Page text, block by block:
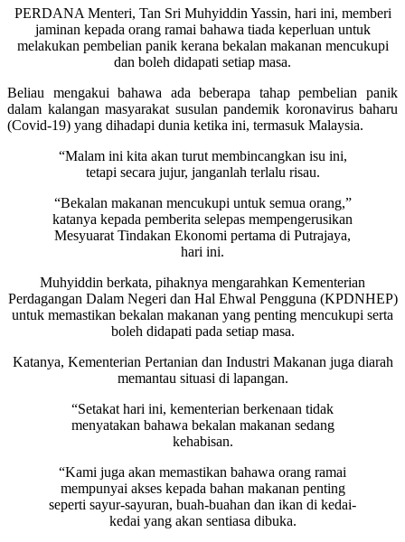
PERDANA Menteri, Tan Sri Muhyiddin Yassin, hari ini, memberi
jaminan kepada orang ramai bahawa tiada keperluan untuk
melakukan pembelian panik kerana bekalan makanan mencukupi
dan boleh didapati setiap masa.
Beliau mengakui bahawa ada beberapa tahap pembelian panik
dalam kalangan masyarakat susulan pandemik koronavirus baharu
(Covid-19) yang dihadapi dunia ketika ini, termasuk Malaysia.
“Malam ini kita akan turut membincangkan isu ini,
tetapi secara jujur, janganlah terlalu risau.
“Bekalan makanan mencukupi untuk semua orang,”
katanya kepada pemberita selepas mempengerusikan
Mesyuarat Tindakan Ekonomi pertama di Putrajaya,
hari ini.
Muhyiddin berkata, pihaknya mengarahkan Kementerian
Perdagangan Dalam Negeri dan Hal Ehwal Pengguna (KPDNHEP)
untuk memastikan bekalan makanan yang penting mencukupi serta
boleh didapati pada setiap masa.
Katanya, Kementerian Pertanian dan Industri Makanan juga diarah
memantau situasi di lapangan.
“Setakat hari ini, kementerian berkenaan tidak
menyatakan bahawa bekalan makanan sedang
kehabisan.
“Kami juga akan memastikan bahawa orang ramai
mempunyai akses kepada bahan makanan penting
seperti sayur-sayuran, buah-buahan dan ikan di kedai-
kedai yang akan sentiasa dibuka.